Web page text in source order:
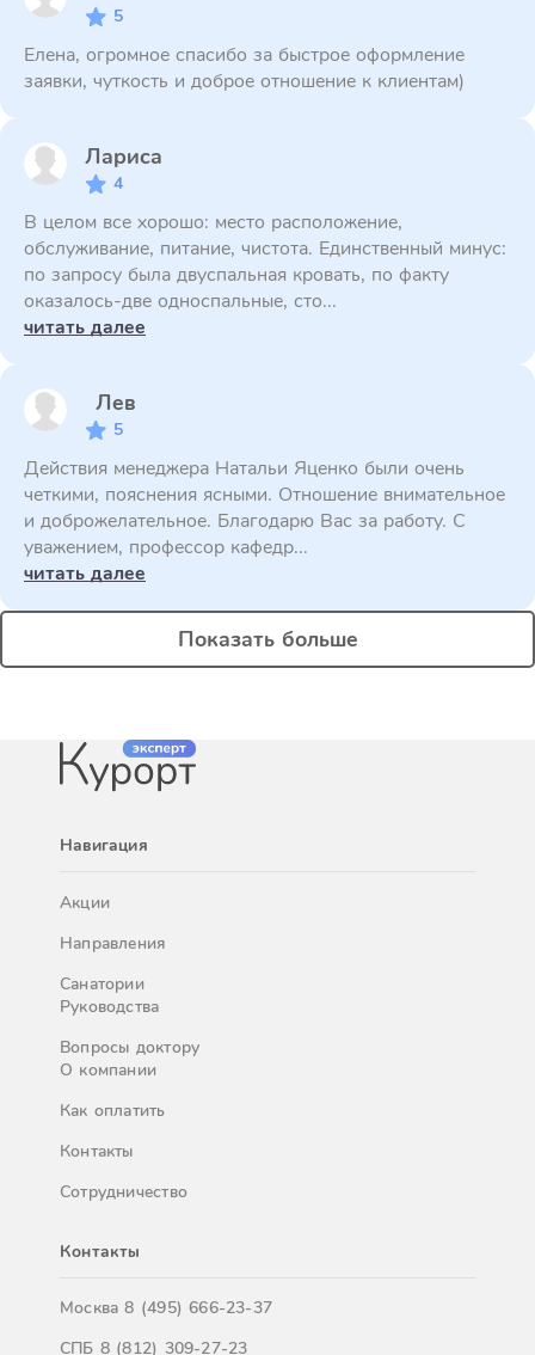
5
Елена, огромное спасибо за быстрое оформление
заявки, чуткость и доброе отношение к клиентам)
Лариса
4
В целом все хорошо: место расположение,
обслуживание, питание, чистота. Единственный минус:
по запросу была двуспальная кровать, по факту
оказалось-две односпальные, сто...
читать далее
Лев
5
Действия менеджера Натальи Яценко были очень
четкими, пояснения ясными. Отношение внимательное
и доброжелательное. Благодарю Вас за работу. С
уважением, профессор кафедр...
читать далее
Показать больше
Навигация
Акции
Направления
Санатории
Руководства
Вопросы доктору
О компании
Как оплатить
Контакты
Сотрудничество
Контакты
Москва8 (495) 666-23-37
СПБ 8 (812) 309-27-23